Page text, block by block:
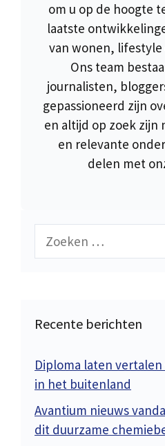
om u op de hoogte
laatste
van wonen,
Ons team
journalisten,
gepassioneerd zijn
en altijd op zoek zijn
en relevante
delen met
Zoek
Recente berichten
Diploma laten
in het buitenland
Avantium nieuws
dit duurzame